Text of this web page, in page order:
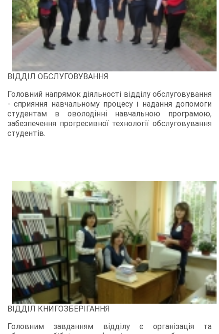
ВІДДІЛ ОБСЛУГОВУВАННЯ
Головний напрямок діяльності відділу обслуговування
- сприяння навчальному процесу і надання допомоги
студентам в оволодінні навчальною програмою,
забезпечення прогресивної технології обслуговування
студентів.
ВІДДІЛ КНИГОЗБЕРІГАННЯ
Головним завданням відділу є організація та